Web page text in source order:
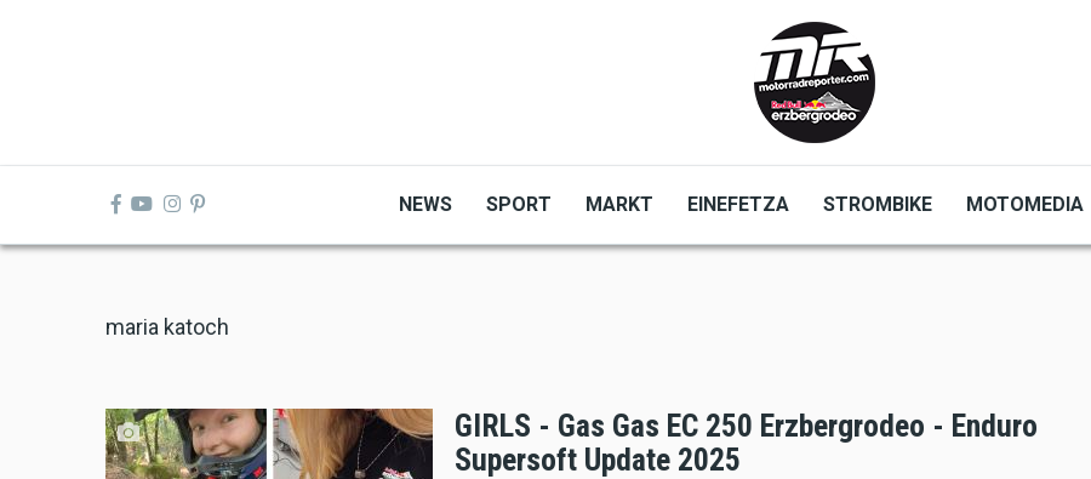
NEWS SPORT MARKT EINEFETZA STROMBIKE MOTOMEDIA
maria katoch
GIRLS - Gas Gas EC 250 Erzbergrodeo - Enduro
Supersoft Update 2025